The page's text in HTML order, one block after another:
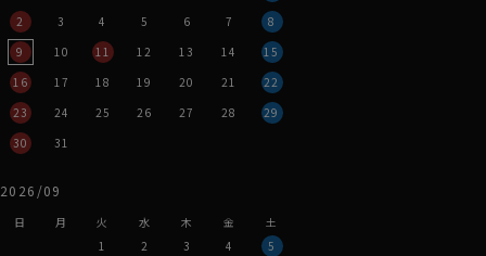
2
3 4 5 6 7
8
9
10 11 12 13 14
15
16
17 18 19 20 21
22
23
24 25 26 27 28
29
30
31
2026/09
日 月 火 水 木 金
土
1
2 3 4 5